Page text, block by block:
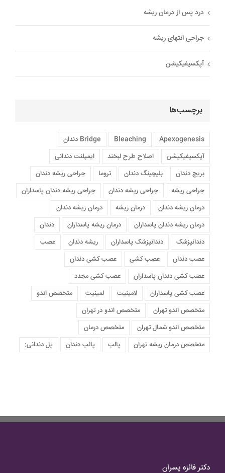
درد پس از درمان ریشه
جراحی انتهای ریشه
آپکسیفیکیشن
برچسب‌ها
Apexogenesis
Bleaching
Bridge دندان
آپکسیفیکیشن
اصلاح طرح لبخند
ایمپلنت دندانی
بریج دندان
بلیچینگ دندان تروما
جراحی ريشه دندان
جراحی ریشه
جراحی ریشه دندان
جراحی ریشه دندان پاسداران
درمان ريشه دندان
درمان ریشه
درمان ریشه دندان
درمان ریشه دندان پاسداران
درمان ریشه پاسداران
دندان
دندانپزشک
دندانپزشک پاسداران ریشه دندان
عصب
عصب دندان
عصب کشی
عصب کشی دندان
عصب کشی دندان پاسداران
عصب کشی مجدد
عصب کشی پاسداران
لامینیت لمینیت
متخصص اندو
متخصص اندو تهران
متخصص اندو در تهران
متخصص اندو شمال تهران
متخصص درمان
متخصص درمان ریشه تهران
پالپ پالپ دندان پل دندانی:
دکتر فائزه پسران